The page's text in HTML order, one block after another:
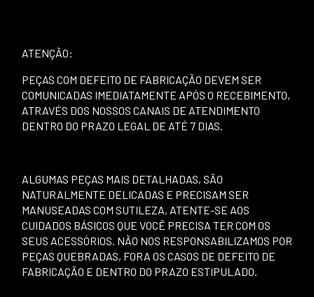
ATENÇÃO:
PEÇAS COM DEFEITO DE FABRICAÇÃO DEVEM SER
COMUNICADAS IMEDIATAMENTE APÓS O RECEBIMENTO,
ATRAVÉS DOS NOSSOS CANAIS DE ATENDIMENTO
DENTRO DO PRAZO LEGAL DE ATÉ 7 DIAS.
ALGUMAS PEÇAS MAIS DETALHADAS, SÃO
NATURALMENTE DELICADAS E PRECISAM SER
MANUSEADAS COM SUTILEZA, ATENTE-SE AOS
CUIDADOS BÁSICOS QUE VOCÊ PRECISA TER COM OS
SEUS ACESSÓRIOS. NÃO NOS RESPONSABILIZAMOS POR
PEÇAS QUEBRADAS, FORA OS CASOS DE DEFEITO DE
FABRICAÇÃO E DENTRO DO PRAZO ESTIPULADO.